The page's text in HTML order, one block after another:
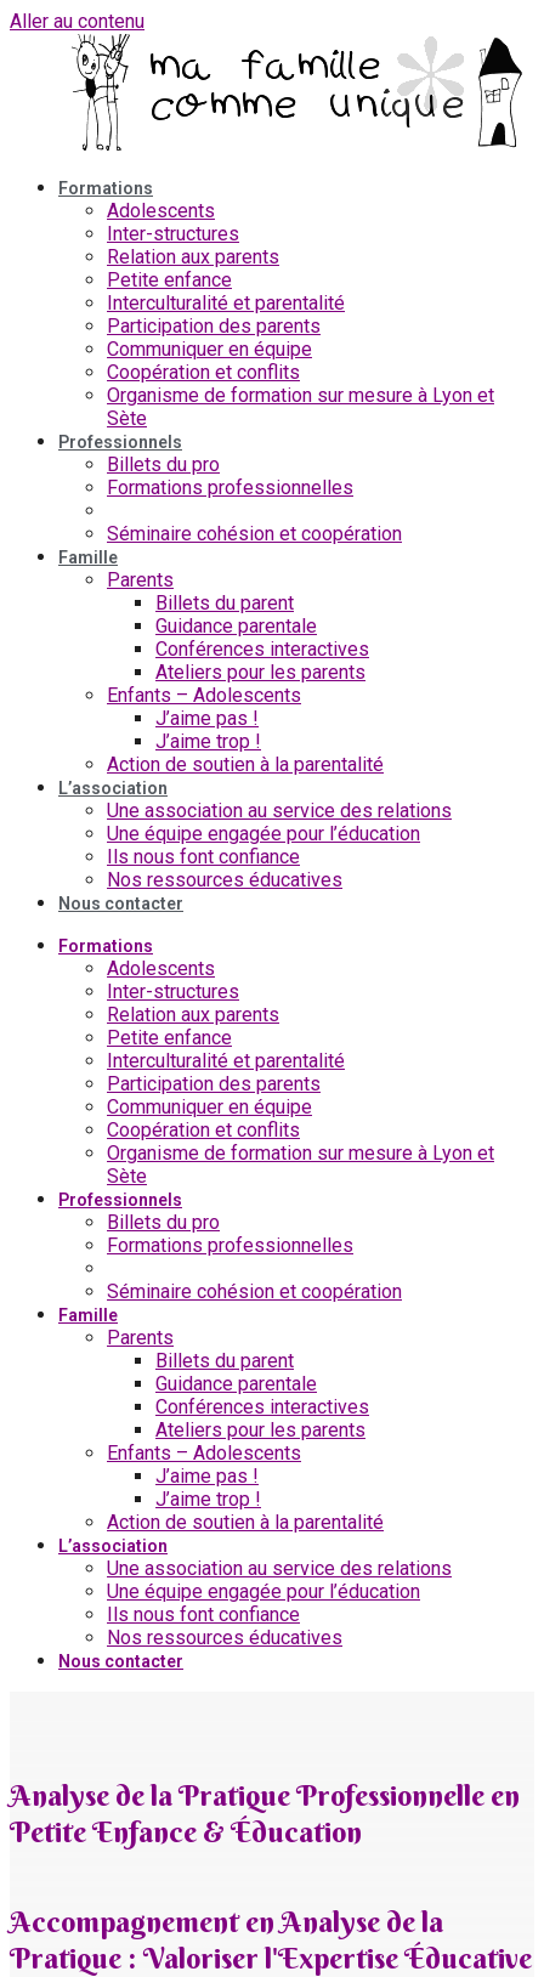
Aller au contenu
Formations
Adolescents
Inter-structures
Relation aux parents
Petite enfance
Interculturalité et parentalité
Participation des parents
Communiquer en équipe
Coopération et conflits
Organisme de formation sur mesure à Lyon et
Sète
Professionnels
Billets du pro
Formations professionnelles
Séminaire cohésion et coopération
Famille
Parents
Billets du parent
Guidance parentale
Conférences interactives
Ateliers pour les parents
Enfants – Adolescents
J’aime pas !
J’aime trop !
Action de soutien à la parentalité
L’association
Une association au service des relations
Une équipe engagée pour l’éducation
Ils nous font confiance
Nos ressources éducatives
Nous contacter
Formations
Adolescents
Inter-structures
Relation aux parents
Petite enfance
Interculturalité et parentalité
Participation des parents
Communiquer en équipe
Coopération et conflits
Organisme de formation sur mesure à Lyon et
Sète
Professionnels
Billets du pro
Formations professionnelles
Séminaire cohésion et coopération
Famille
Parents
Billets du parent
Guidance parentale
Conférences interactives
Ateliers pour les parents
Enfants – Adolescents
J’aime pas !
J’aime trop !
Action de soutien à la parentalité
L’association
Une association au service des relations
Une équipe engagée pour l’éducation
Ils nous font confiance
Nos ressources éducatives
Nous contacter
Analyse de la Pratique Professionnelle en
Petite Enfance & Éducation
Accompagnement en Analyse de la
Pratique : Valoriser l'Expertise Éducative